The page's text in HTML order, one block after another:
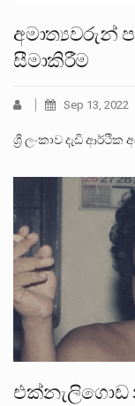
අමාත්‍යවරුන්
සීමාකිරීම
Sep 13, 2022
ශ්‍රී ලංකාව දැඩි ආර්ථික
එක්නැලිගොඩ